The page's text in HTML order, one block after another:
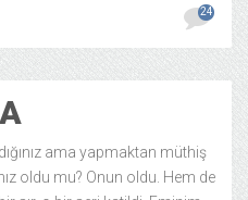
24
ama yapmaktan müthiş
oldu mu? Onun oldu. Hem de